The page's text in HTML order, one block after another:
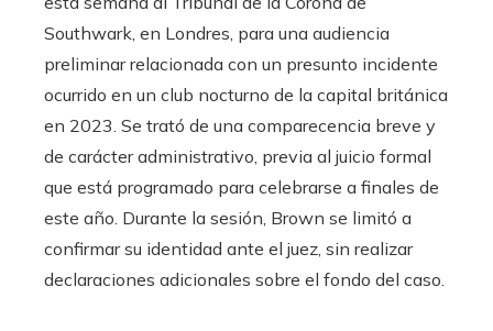
Southwark, en Londres, para una audiencia
preliminar relacionada con un presunto incidente
ocurrido en un club nocturno de la capital británica
en 2023. Se trató de una comparecencia breve y
de carácter administrativo, previa al juicio formal
que está programado para celebrarse a finales de
este año. Durante la sesión, Brown se limitó a
confirmar su identidad ante el juez, sin realizar
declaraciones adicionales sobre el fondo del caso.